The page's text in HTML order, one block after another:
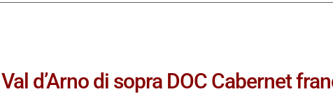
Val d’Arno di sopra DOC Cabernet